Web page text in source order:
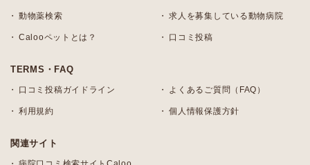
動物薬検索 求人を募集している動物病院
Calooペットとは？ 口コミ投稿
TERMS・FAQ
口コミ投稿ガイドライン よくあるご質問（FAQ）
利用規約 個人情報保護方針
関連サイト